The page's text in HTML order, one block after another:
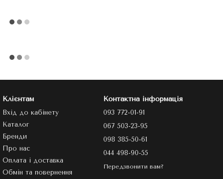
Клієнтам
Вхід до кабінету
Каталог
Бренди
Про нас
Оплата і доставка
Обмін та повернення
Контактна інформація
093 772-01-91
067 503-23-95
098 385-50-61
044 498-90-55
Передзвонити вам?